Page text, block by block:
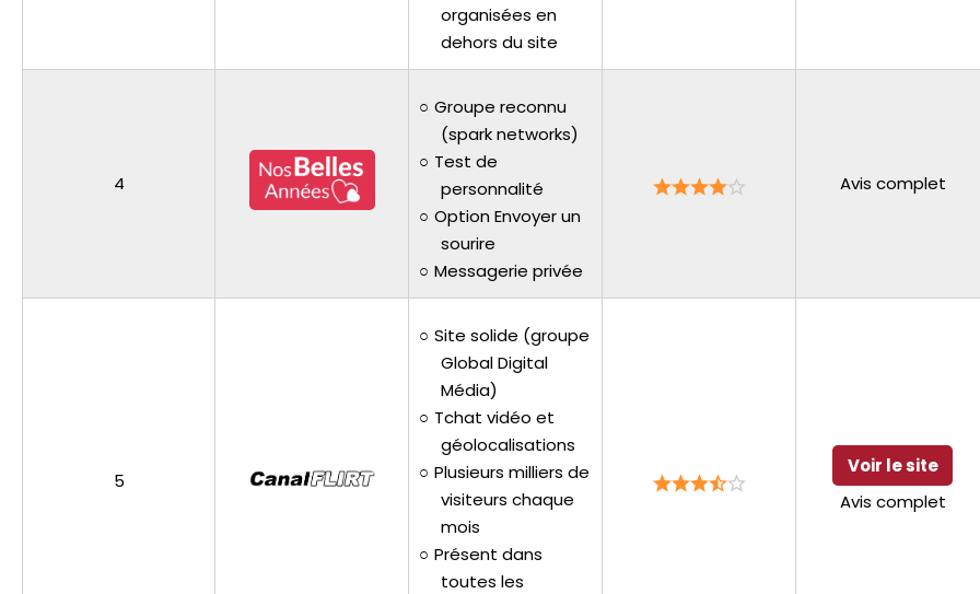
organisées en
dehors du site
4
Groupe reconnu
(spark networks)
Test de
personnalité
Option Envoyer un
sourire
Messagerie privée
Avis complet
5
Site solide (groupe
Global Digital
Média)
Tchat vidéo et
géolocalisations
Plusieurs milliers de
visiteurs chaque
mois
Présent dans
toutes les
Voir le site
Avis complet